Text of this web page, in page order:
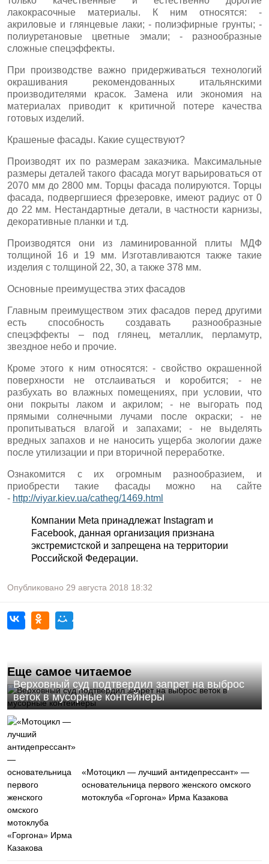
лакокрасочные материалы. К ним относятся: -
акриловые и глянцевые лаки; - полиэфирные грунты; -
полиуретановые цветные эмали; - разнообразные
сложные спецэффекты.
При производстве важно придерживаться технологий
окрашивания рекомендованных итальянскими
производителями красок. Замена или экономия на
материалах приводит к критичной потере качества
готовых изделий.
Крашеные фасады. Какие существуют?
Производят их по размерам заказчика. Максимальные
размеры деталей такого фасада могут варьироваться от
2070 мм до 2800 мм. Торцы фасада полируются. Торцы
фасада, подвергшиеся фрезеровке, имеют радиус от 0
до 22 мм. Нестандартные детали, в частности карнизы,
декоративные планки и т.д.
Производятся они из ламинированной плиты МДФ
толщиной 16 и 19 мм. Изготавливаются также такие
изделия с толщиной 22, 30, а также 378 мм.
Основные преимущества этих фасадов
Главным преимуществом этих фасадов перед другими
есть способность создавать разнообразные
спецэффекты – под глянец, металлик, перламутр,
звездное небо и прочие.
Кроме этого к ним относятся: - свойство окрашенной
поверхности не отслаиваться и коробится; - не
разбухать во влажных помещениях, при условии, что
они покрыты лаком и акрилом; - не выгорать под
прямыми солнечными лучами после окраски; - не
пропитываться влагой и запахами; - не выделять
вредных запахов и не наносить ущерба экологии даже
после утилизации и при вторичной переработке.
Ознакомится с их огромным разнообразием, и
приобрести такие фасады можно на сайте
- http://viyar.kiev.ua/catheg/1469.html
Компании Meta принадлежат Instagram и
Facebook, данная организация признана
экстремистской и запрещена на территории
Российской Федерации.
Опубликовано 29 августа 2018 18:32
Еще самое читаемое
Верховный суд подтвердил запрет на выброс
веток в мусорные контейнеры
«Мотоцикл — лучший антидепрессант» —
основательница первого женского омского
мотоклуба «Горгона» Ирма Казакова